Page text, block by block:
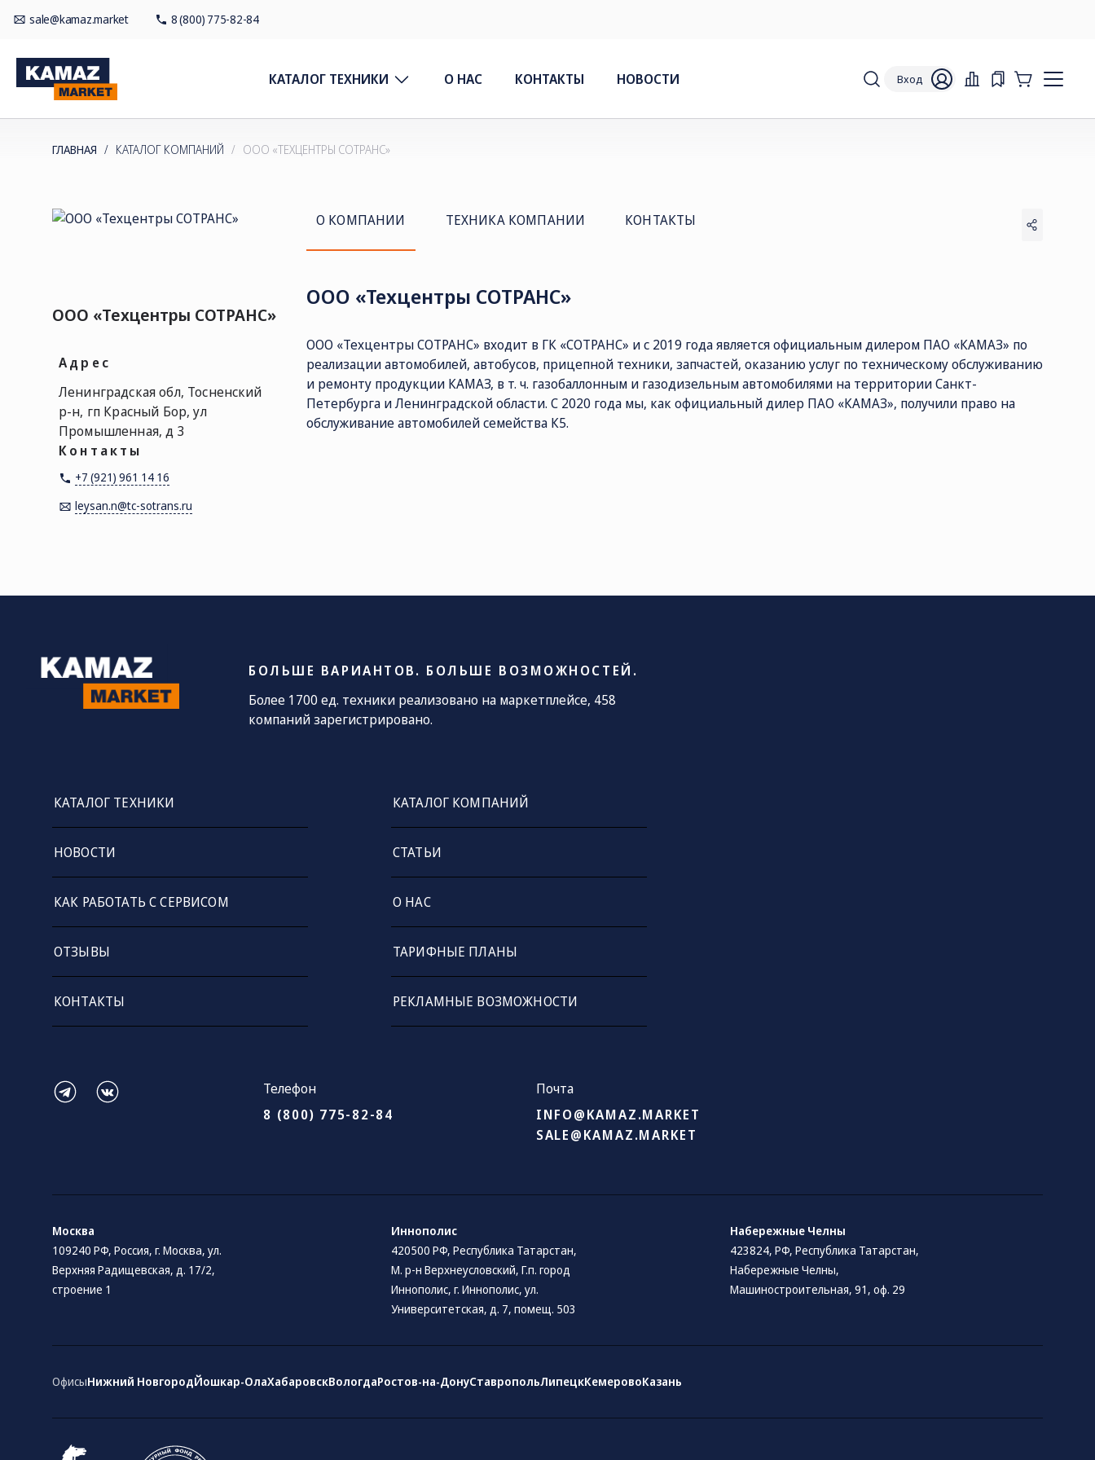
sale@kamaz.market 8 (800) 775-82-84
КАТАЛОГ ТЕХНИКИ О НАС КОНТАКТЫ НОВОСТИ Вход
СОЦ. СЕТИ ТЕЛЕФОН ПОЧТА
ГЛАВНАЯ / КАТАЛОГ КОМПАНИЙ / ООО «ТЕХЦЕНТРЫ СОТРАНС»
ООО «Техцентры СОТРАНС»
Адрес
Ленинградская обл, Тосненский
р-н, гп Красный Бор, ул
Промышленная, д 3
Контакты
+7 (921) 961 14 16
leysan.n@tc-sotrans.ru
О КОМПАНИИ ТЕХНИКА КОМПАНИИ КОНТАКТЫ
ООО «Техцентры СОТРАНС»
ООО «Техцентры СОТРАНС» входит в ГК «СОТРАНС» и с 2019 года является официальным дилером ПАО «КАМАЗ» по
реализации автомобилей, автобусов, прицепной техники, запчастей, оказанию услуг по техническому обслуживанию
и ремонту продукции КАМАЗ, в т. ч. газобаллонным и газодизельным автомобилями на территории Санкт-
Петербурга и Ленинградской области. С 2020 года мы, как официальный дилер ПАО «КАМАЗ», получили право на
обслуживание автомобилей семейства К5.
БОЛЬШЕ ВАРИАНТОВ. БОЛЬШЕ ВОЗМОЖНОСТЕЙ.
Более 1700 ед. техники реализовано на маркетплейсе, 458
компаний зарегистрировано.
КАТАЛОГ ТЕХНИКИ КАТАЛОГ КОМПАНИЙ
НОВОСТИ СТАТЬИ
КАК РАБОТАТЬ С СЕРВИСОМ О НАС
ОТЗЫВЫ ТАРИФНЫЕ ПЛАНЫ
КОНТАКТЫ РЕКЛАМНЫЕ ВОЗМОЖНОСТИ
Телефон
8 (800) 775-82-84
Почта
INFO@KAMAZ.MARKET
SALE@KAMAZ.MARKET
Москва
109240 РФ, Россия, г. Москва, ул.
Верхняя Радищевская, д. 17/2,
строение 1
Иннополис
420500 РФ, Республика Татарстан,
М. р-н Верхнеусловский, Г.п. город
Иннополис, г. Иннополис, ул.
Университетская, д. 7, помещ. 503
Набережные Челны
423824, РФ, Республика Татарстан​,
Набережные Челны,
Машиностроительная, 91, оф. 29
ОфисыНижний НовгородЙошкар-ОлаХабаровскВологдаРостов-на-ДонуСтавропольЛипецкКемеровоКазань